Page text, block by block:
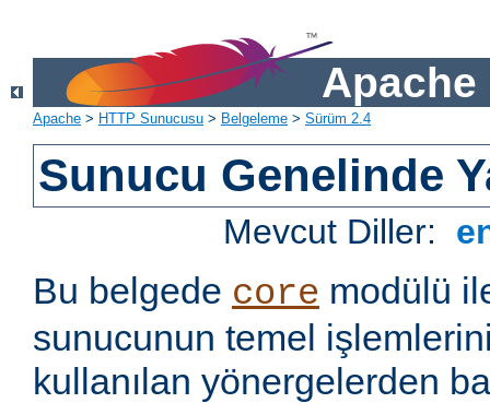
Apache
Apache > HTTP Sunucusu > Belgeleme > Sürüm 2.4
Sunucu Genelinde
Mevcut Diller:
Bu belgede core modülü
sunucunun temel
kullanılan yönergelerden